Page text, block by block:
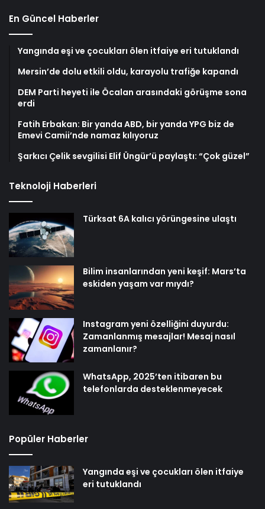
En Güncel Haberler
Yangında eşi ve çocukları ölen itfaiye eri tutuklandı
Mersin’de dolu etkili oldu, karayolu trafiğe kapandı
DEM Parti heyeti ile Öcalan arasındaki görüşme sona
erdi
Fatih Erbakan: Bir yanda ABD, bir yanda YPG biz de
Emevi Camii’nde namaz kılıyoruz
Şarkıcı Çelik sevgilisi Elif Üngür’ü paylaştı: “Çok güzel”
Teknoloji Haberleri
Türksat 6A kalıcı yörüngesine ulaştı
Bilim insanlarından yeni keşif: Mars’ta
eskiden yaşam var mıydı?
Instagram yeni özelliğini duyurdu:
Zamanlanmış mesajlar! Mesaj nasıl
zamanlanır?
WhatsApp, 2025’ten itibaren bu
telefonlarda desteklenmeyecek
Popüler Haberler
Yangında eşi ve çocukları ölen itfaiye
eri tutuklandı